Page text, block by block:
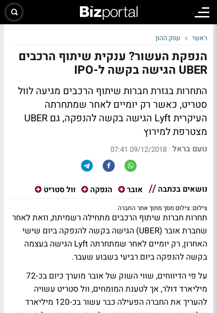
ראשי שוק ההון
הנפקת העשור? ענקית שיתוף הרכבים
UBER הגישה בקשה ל-IPO
התחרות בגזרת חברות שיתוף הרכבים מגיעה לוול
סטריט, כאשר רק יומיים לאחר שמתחרתה
העיקרית Lyft הגישה בקשה להנפקה, גם UBER
מצטרפת למירוץ
נועם בראל |
09/12/2018 07:41
נושאים בכתבה אובר הנפקה וול סטריט
צילום: צילום מסך מתוך אתר החברה
תחרות חברות שיתוף הרכבים מתחילה רשמיתת, וזאת לאחר
שחברת אובר (UBER) הגישה בקשה להנפקה ביום שישי
האחרון, רק יומיים לאחר שמתחרתה Lyft הגישה בעצמה
בקשה להנפקה ביום רביעי בשבוע שעבר.
על פי הדיווחים, שווי השוק של אובר מוערך כיום בכ-72
מיליארד דולר, אך לטענת המומחים, וול סטריט עשויה
להעריך את החברה הפעילה כבר עשור בכ-120 מיליארד